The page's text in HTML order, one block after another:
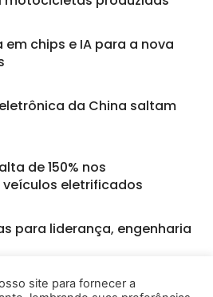
chips e IA para a nova
da China saltam
de 150% nos
eletrificados
para liderança, engenharia
de emprego para diferentes
site para fornecer a